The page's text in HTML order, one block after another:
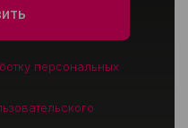
персональных